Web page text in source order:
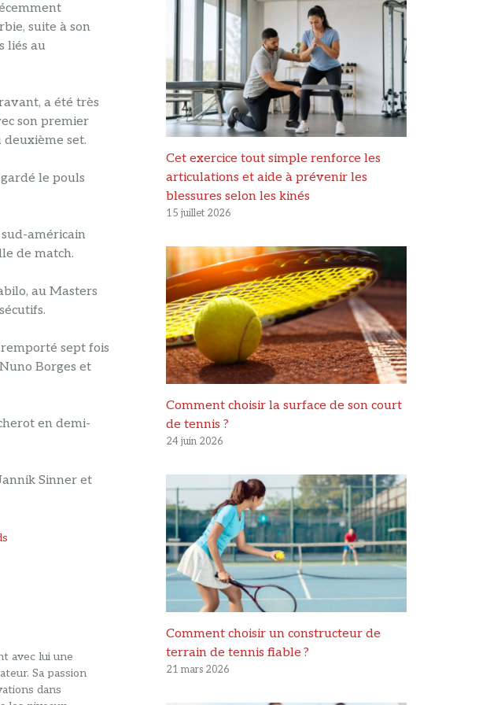
suite à son
liés au
a été très
son premier
deuxième set.
le pouls
américain
de match.
au Masters
sept fois
Borges et
en demi-
Sinner et
avec lui une
Sa passion
dans
Cet exercice tout simple renforce les
articulations et aide à prévenir les
blessures selon les kinés
15 juillet 2026
Comment choisir la surface de son court
de tennis ?
24 juin 2026
Comment choisir un constructeur de
terrain de tennis fiable ?
21 mars 2026